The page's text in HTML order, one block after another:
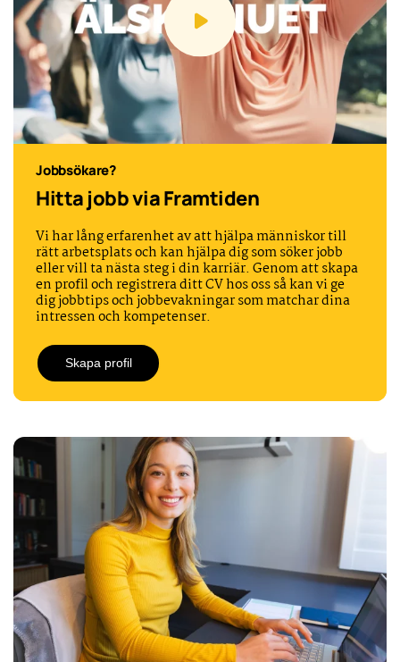
Jobbsökare?
Hitta jobb via Framtiden
Vi har lång erfarenhet av att hjälpa människor till
rätt arbetsplats och kan hjälpa dig som söker jobb
eller vill ta nästa steg i din karriär. Genom att skapa
en profil och registrera ditt CV hos oss så kan vi ge
dig jobbtips och jobbevakningar som matchar dina
intressen och kompetenser.
Skapa profil